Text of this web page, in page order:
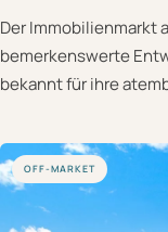
Der Immobilienmarkt
bemerkenswerte
bekannt für ihre
OFF-MARKET